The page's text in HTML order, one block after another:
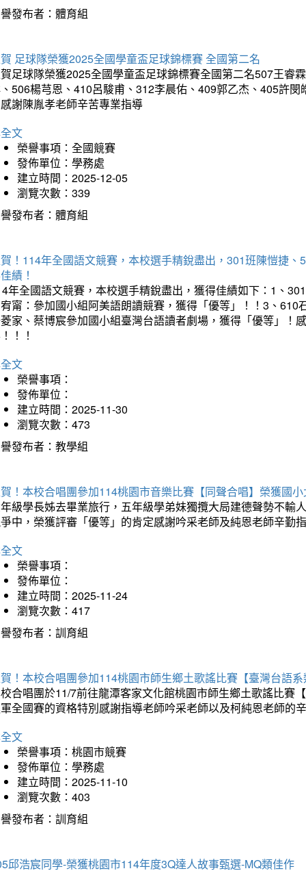
發布者：體育組
足球隊榮獲2025全國學童盃足球錦標賽 全國第二名
足球隊榮獲2025全國學童盃足球錦標賽全國第二名507王睿
506楊芎恩、410呂駿甫、312李晨佑、409郭乙杰、405許
謝陳胤孝老師辛苦專業指導
文
榮譽事項：全國競賽
發佈單位：學務處
建立時間：2025-12-05
瀏覽次數：339
發布者：體育組
！114年全國語文競賽，本校選手精銳盡出，301班陳愷捷
績！
年全國語文競賽，本校選手精銳盡出，獲得佳績如下：1、
甯：參加國小組阿美語朗讀競賽，獲得「優等」！！3、
家、蔡博宸參加國小組臺灣台語讀者劇場，獲得「優等」！
！！
文
榮譽事項：
發佈單位：
建立時間：2025-11-30
瀏覽次數：473
發布者：教學組
！本校合唱團參加114桃園市音樂比賽【同聲合唱】榮獲國
級學長姊去畢業旅行，五年級學弟妹獨攬大局建德聲勢不輸
中，榮獲評審「優等」的肯定感謝吟采老師及純恩老師辛勤
文
榮譽事項：
發佈單位：
建立時間：2025-11-24
瀏覽次數：417
發布者：訓育組
！本校合唱團參加114桃園市師生鄉土歌謠比賽【臺灣台語
合唱團於11/7前往龍潭客家文化館桃園市師生鄉土歌謠比賽
全國賽的資格特別感謝指導老師吟采老師以及柯純恩老師的
文
榮譽事項：桃園市競賽
發佈單位：學務處
建立時間：2025-11-10
瀏覽次數：403
發布者：訓育組
邱浩宸同學-榮獲桃園市114年度3Q達人故事甄選-MQ類佳作